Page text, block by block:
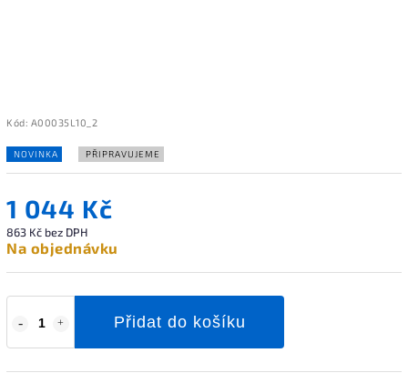
Kód: A00035L10_2
NOVINKA PŘIPRAVUJEME
1 044 Kč
863 Kč bez DPH
Na objednávku
Přidat do košíku